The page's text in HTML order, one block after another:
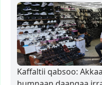
Kaffaltii qabsoo: